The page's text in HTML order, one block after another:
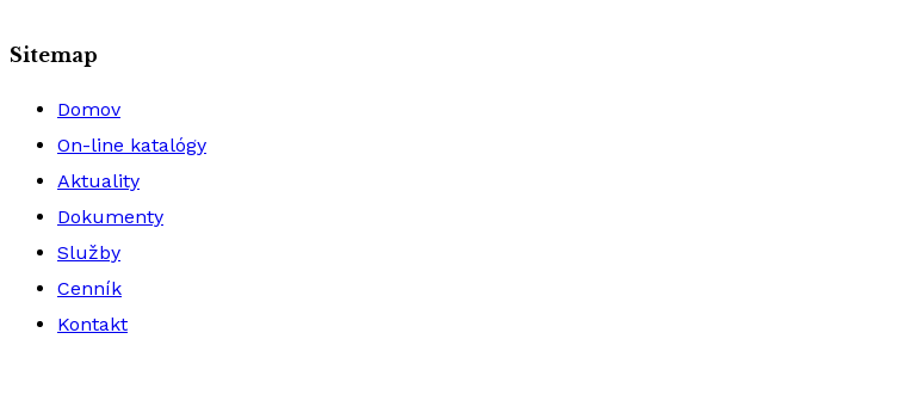
Sitemap
Domov
On-line katalógy
Aktuality
Dokumenty
Služby
Cenník
Kontakt